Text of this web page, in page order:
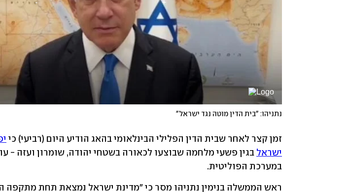
נתניהו: "בית הדין מוטה נגד ישראל"
זמן קצר לאחר שבית הדין הפלילי הבינלאומי בהאג הודיע היום (רביעי) כי
ישראל
במערכת הפוליטית.